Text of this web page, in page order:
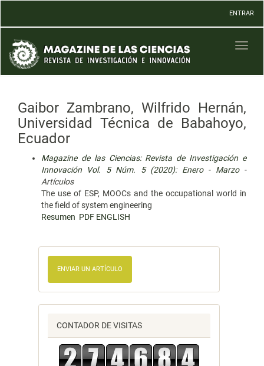
Contenido
principal
Barra
lateral
ENTRAR
Gaibor Zambrano, Wilfrido Hernán,
Universidad Técnica de Babahoyo,
Ecuador
Magazine de las Ciencias: Revista de Investigación e
Innovación Vol. 5 Núm. 5 (2020): Enero - Marzo-
Artículos
The use of ESP, MOOCs and the occupational world in
the field of system engineering
Resumen PDF ENGLISH
ENVIAR UN ARTÍCULO
CONTADOR DE VISITAS